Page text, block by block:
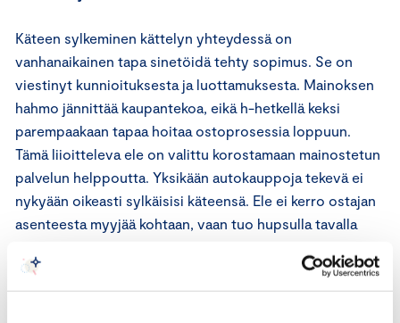
Käteen sylkeminen kättelyn yhteydessä on
vanhanaikainen tapa sinetöidä tehty sopimus. Se on
viestinyt kunnioituksesta ja luottamuksesta. Mainoksen
hahmo jännittää kaupantekoa, eikä h-hetkellä keksi
parempaakaan tapaa hoitaa ostoprosessia loppuun.
Tämä liioitteleva ele on valittu korostamaan mainostetun
palvelun helppoutta. Yksikään autokauppoja tekevä ei
nykyään oikeasti sylkäisisi käteensä. Ele ei kerro ostajan
asenteesta myyjää kohtaan, vaan tuo hupsulla tavalla
Mainonnan eettisen neuvoston lausunto